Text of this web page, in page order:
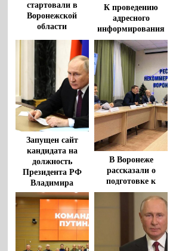
стартовали в
Воронежской
области
К проведению
адресного
информирования
избирателей о
выборах
Президента РФ
приступили в
Ленинском районе
Воронежа
Запущен сайт
кандидата на
должность
Президента РФ
Владимира
Путина
В Воронеже
рассказали о
подготовке к
общественному
контролю за
выборами
президента РФ